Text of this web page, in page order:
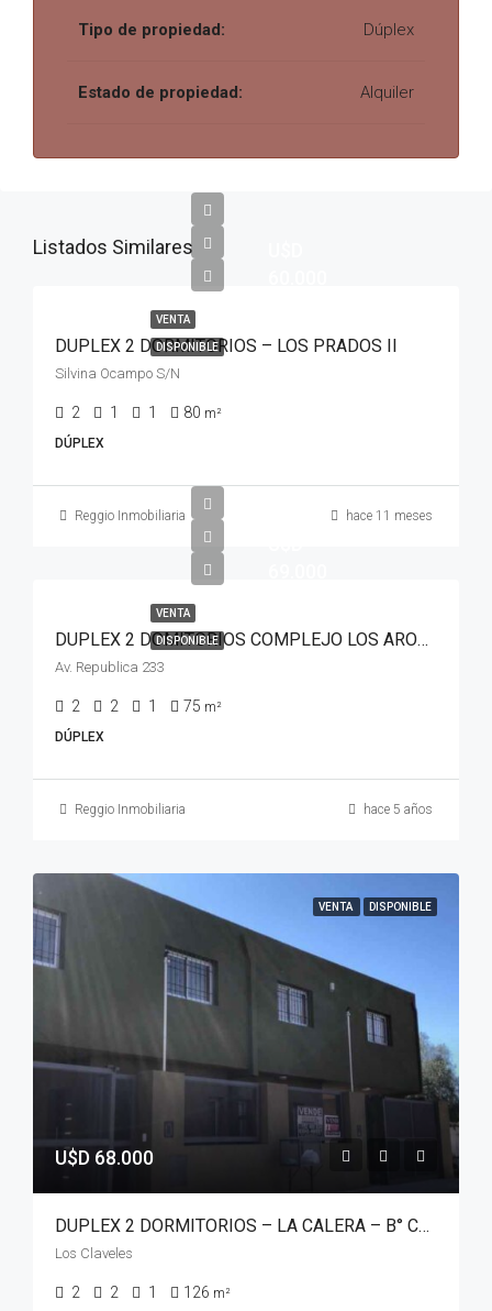
Tipo de propiedad: Dúplex
Estado de propiedad: Alquiler
Listados Similares
VENTA
DISPONIBLE
DUPLEX 2 DORMITORIOS – LOS PRADOS II
Silvina Ocampo S/N
2 1 1 80 m²
DÚPLEX
Reggio Inmobiliaria hace 11 meses
VENTA
DISPONIBLE DUPLEX 2 DOMITORIOS COMPLEJO LOS AROMOS- B° STOECKLIN – LA CALERA
Av. Republica 233
2 2 1 75 m²
DÚPLEX
Reggio Inmobiliaria hace 5 años
VENTA DISPONIBLE
U$D 68.000
DUPLEX 2 DORMITORIOS – LA CALERA – B° CUESTA COLORADA
Los Claveles
2 2 1 126 m²